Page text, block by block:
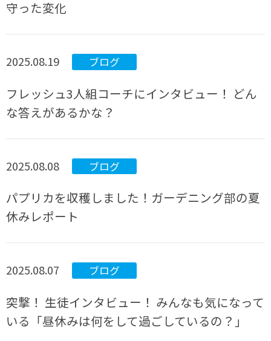
守った変化
2025.08.19 ブログ
フレッシュ3人組コーチにインタビュー！ どん
な答えがあるかな？
2025.08.08 ブログ
パプリカを収穫しました！ガーデニング部の夏
休みレポート
2025.08.07 ブログ
突撃！ 生徒インタビュー！ みんなも気になって
いる「昼休みは何をして過ごしているの？」